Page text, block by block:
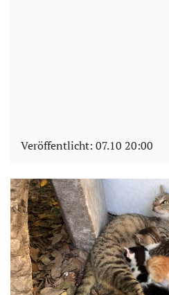
Veröffentlicht: 07.10 20:00